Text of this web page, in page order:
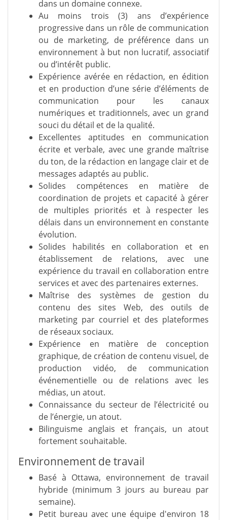
dans un domaine connexe.
Au moins trois (3) ans d’expérience
progressive dans un rôle de communication
ou de marketing, de préférence dans un
environnement à but non lucratif, associatif
ou d’intérêt public.
Expérience avérée en rédaction, en édition
et en production d’une série d’éléments de
communication pour les canaux
numériques et traditionnels, avec un grand
souci du détail et de la qualité.
Excellentes aptitudes en communication
écrite et verbale, avec une grande maîtrise
du ton, de la rédaction en langage clair et de
messages adaptés au public.
Solides compétences en matière de
coordination de projets et capacité à gérer
de multiples priorités et à respecter les
délais dans un environnement en constante
évolution.
Solides habilités en collaboration et en
établissement de relations, avec une
expérience du travail en collaboration entre
services et avec des partenaires externes.
Maîtrise des systèmes de gestion du
contenu des sites Web, des outils de
marketing par courriel et des plateformes
de réseaux sociaux.
Expérience en matière de conception
graphique, de création de contenu visuel, de
production vidéo, de communication
événementielle ou de relations avec les
médias, un atout.
Connaissance du secteur de l’électricité ou
de l’énergie, un atout.
Bilinguisme anglais et français, un atout
fortement souhaitable.
Environnement de travail
Basé à Ottawa, environnement de travail
hybride (minimum 3 jours au bureau par
semaine).
Petit bureau avec une équipe d'environ 18